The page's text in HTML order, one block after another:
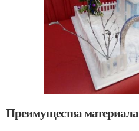
Преимущества материала